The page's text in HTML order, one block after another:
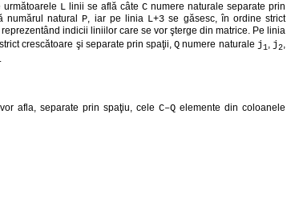
următoarele L linii se află câte C numere naturale separate prin
numărul natural P, iar pe linia L+3 se găsesc, în ordine strict
indicii liniilor care se vor şterge din matrice. Pe linia
crescătoare şi separate prin spaţii,Q numere naturale j1, j2,
afla, separate prin spaţiu, celeC–Q elemente din coloanele